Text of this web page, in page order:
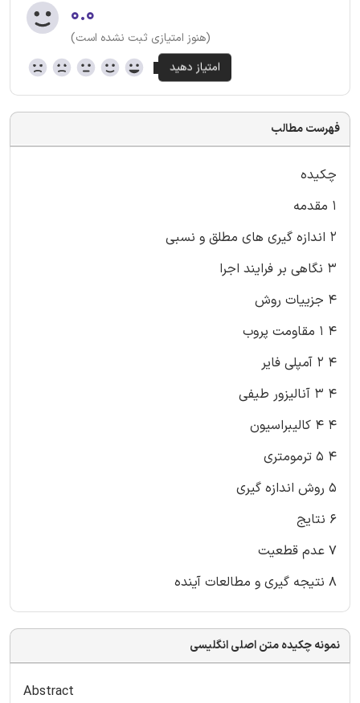
۰.۰
(هنوز امتیازی ثبت نشده است)
فهرست مطالب
چکیده
۱ مقدمه
۲ اندازه گیری های مطلق و نسبی
۳ نگاهی بر فرایند اجرا
۴ جزییات روش
۴ ۱ مقاومت پروب
۴ ۲ آمپلی فایر
۴ ۳ آنالیزور طیفی
۴ ۴ کالیبراسیون
۴ ۵ ترمومتری
۵ روش اندازه گیری
۶ نتایج
۷ عدم قطعیت
۸ نتیجه گیری و مطالعات آینده
نمونه چکیده متن اصلی انگلیسی
Abstract